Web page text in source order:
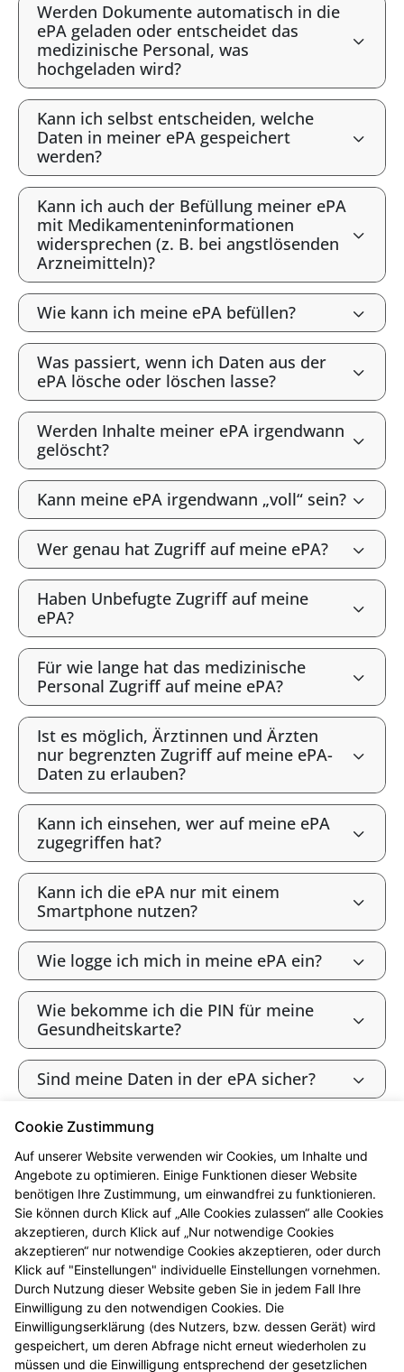
Werden Dokumente automatisch in die
ePA geladen oder entscheidet das
medizinische Personal, was
hochgeladen wird?
Kann ich selbst entscheiden, welche
Daten in meiner ePA gespeichert
werden?
Kann ich auch der Befüllung meiner ePA
mit Medikamenteninformationen
widersprechen (z. B. bei angstlösenden
Arzneimitteln)?
Wie kann ich meine ePA befüllen?
Was passiert, wenn ich Daten aus der
ePA lösche oder löschen lasse?
Werden Inhalte meiner ePA irgendwann
gelöscht?
Kann meine ePA irgendwann „voll“ sein?
Wer genau hat Zugriff auf meine ePA?
Haben Unbefugte Zugriff auf meine
ePA?
Für wie lange hat das medizinische
Personal Zugriff auf meine ePA?
Ist es möglich, Ärztinnen und Ärzten
nur begrenzten Zugriff auf meine ePA-
Daten zu erlauben?
Kann ich einsehen, wer auf meine ePA
zugegriffen hat?
Kann ich die ePA nur mit einem
Smartphone nutzen?
Wie logge ich mich in meine ePA ein?
Wie bekomme ich die PIN für meine
Gesundheitskarte?
Sind meine Daten in der ePA sicher?
Bin ich als gesetzlich Versicherte:r
verpflichtet, die ePA zu nutzen?
Wie widerspreche ich der ePA („Opt-
out“)?
Werden meine Gesundheitsdaten zu
Forschungszwecken genutzt?
Kann ich die ePA nutzen, ohne meine
Daten zu Forschungszwecken
Cookie Zustimmung
Auf unserer Website verwenden wir Cookies, um Inhalte und
Angebote zu optimieren. Einige Funktionen dieser Website
benötigen Ihre Zustimmung, um einwandfrei zu funktionieren.
Sie können durch Klick auf „Alle Cookies zulassen“ alle Cookies
akzeptieren, durch Klick auf „Nur notwendige Cookies
akzeptieren“ nur notwendige Cookies akzeptieren, oder durch
Klick auf "Einstellungen" individuelle Einstellungen vornehmen.
Durch Nutzung dieser Website geben Sie in jedem Fall Ihre
Einwilligung zu den notwendigen Cookies. Die
Einwilligungserklärung (des Nutzers, bzw. dessen Gerät) wird
gespeichert, um deren Abfrage nicht erneut wiederholen zu
müssen und die Einwilligung entsprechend der gesetzlichen